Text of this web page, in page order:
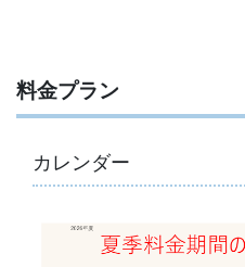
料金プラン
カレンダー